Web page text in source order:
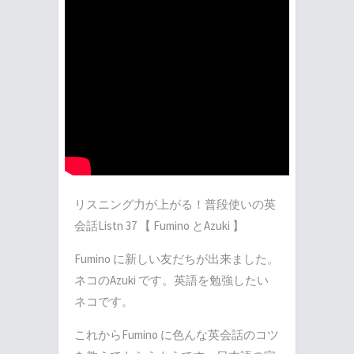
リスニング力が上がる！普段使いの英
会話Listn 37 【 Fumino とAzuki 】
Fumino に新しい友だちが出来ました。
ネコのAzuki です。英語を勉強したい
ネコです。
これからFumino に色んな英会話のコツ